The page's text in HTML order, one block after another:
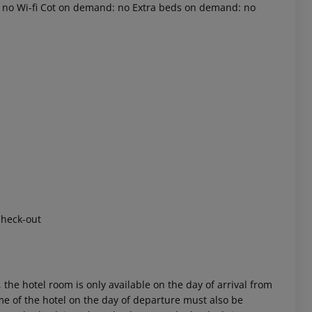
Wi-fi Cot on demand: no Extra beds on demand: no
out
hotel room is only available on the day of arrival from
of the hotel on the day of departure must also be